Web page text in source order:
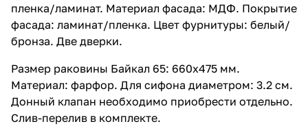
пленка/ламинат. Материал фасада: МДФ. Покрытие
фасада: ламинат/пленка. Цвет фурнитуры: белый/
бронза. Две дверки.
Размер раковины Байкал 65: 660x475 мм.
Материал: фарфор. Для сифона диаметром: 3.2 см.
Донный клапан необходимо приобрести отдельно.
Слив-перелив в комплекте.